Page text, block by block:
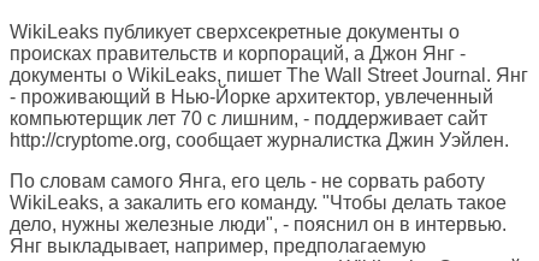
WikiLeaks публикует сверхсекретные документы о
происках правительств и корпораций, а Джон Янг -
документы о WikiLeaks, пишет The Wall Street Journal . Янг
- проживающий в Нью-Йорке архитектор, увлеченный
компьютерщик лет 70 с лишним, - поддерживает сайт
http://cryptome.org, сообщает журналистка Джин Уэйлен.
По словам самого Янга, его цель - не сорвать работу
WikiLeaks, а закалить его команду. "Чтобы делать такое
дело, нужны железные люди", - пояснил он в интервью.
Янг выкладывает, например, предполагаемую